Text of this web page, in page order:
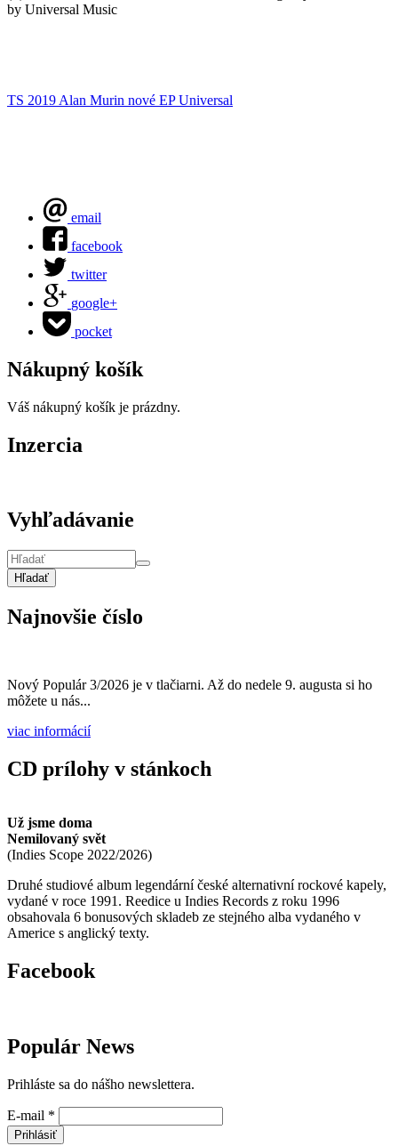
by Universal Music
TS 2019 Alan Murin nové EP Universal
email
facebook
twitter
google+
pocket
Nákupný košík
Váš nákupný košík je prázdny.
Inzercia
Vyhľadávanie
Hľadať
Najnovšie číslo
Nový Populár 3/2026 je v tlačiarni. Až do nedele 9. augusta si ho
môžete u nás...
viac informácií
CD prílohy v stánkoch
Už jsme doma
Nemilovaný svět
(Indies Scope 2022/2026)
Druhé studiové album legendární české alternativní rockové kapely,
vydané v roce 1991. Reedice u Indies Records z roku 1996
obsahovala 6 bonusových skladeb ze stejného alba vydaného v
Americe s anglický texty.
Facebook
Populár News
Prihláste sa do nášho newslettera.
E-mail *
Prihlásiť